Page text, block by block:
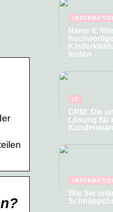
Name it:
hochwertige
finden
IT
CRM: Die
Lösung für
Wie Sie